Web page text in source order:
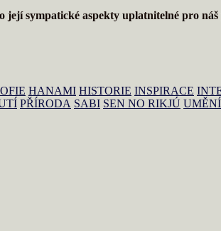
její sympatické aspekty uplatnitelné pro
HANAMI HISTORIE INSPIRACE
PŘÍRODA SABI SEN NO RIKJÚ UMĚNÍ